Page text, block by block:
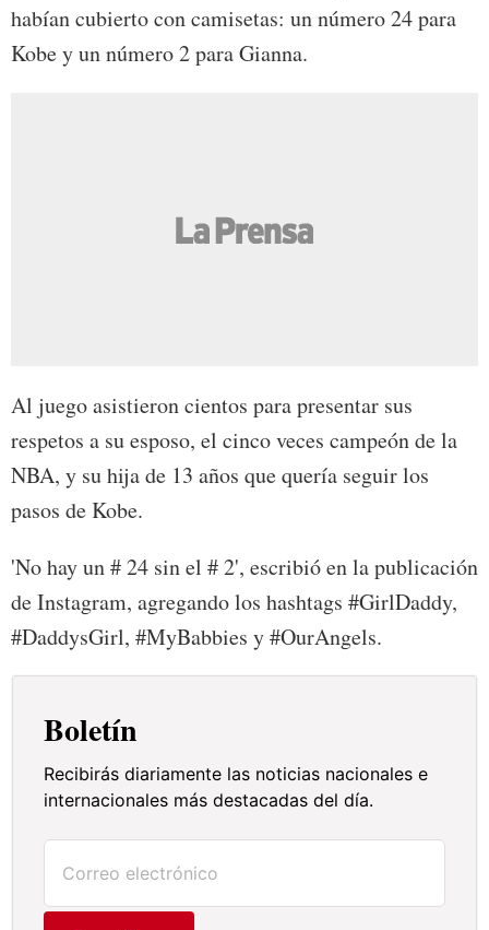
habían cubierto con camisetas: un número 24 para
Kobe y un número 2 para Gianna.
Al juego asistieron cientos para presentar sus
respetos a su esposo, el cinco veces campeón de la
NBA, y su hija de 13 años que quería seguir los
pasos de Kobe.
'No hay un # 24 sin el # 2', escribió en la publicación
de Instagram, agregando los hashtags #GirlDaddy,
#DaddysGirl, #MyBabbies y #OurAngels.
Boletín
Recibirás diariamente las noticias nacionales e
internacionales más destacadas del día.